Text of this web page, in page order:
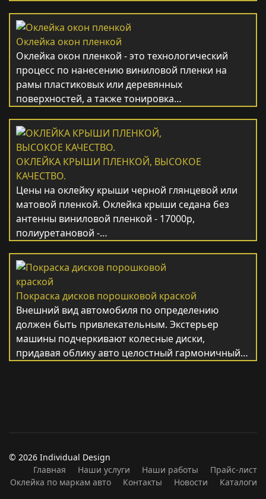
Оклейка окон пленкой
Оклейка окон пленкой - это технологический
процесс по нанесению виниловой пленки на
рамы пластиковых или деревянных
поверхностей, а также тонировка…
ОКЛЕЙКА КРЫШИ ПЛЕНКОЙ, ВЫСОКОЕ
КАЧЕСТВО.
Цены на оклейку крыши черной глянцевой или
матовой пленкой. Оклейка крыши седана без
антенны виниловой пленкой - 17000р,
полиуретановой -…
Покраска дисков порошковой краской
Внешний вид автомобиля по определению
должен быть привлекательным. Экстерьер
машины подчеркивают колесные диски,
придавая облику авто целостный гармоничный…
© 2026 Individual Design
Главная
Наши услуги Наши работы
Прайс-лист
Оклейка по маркам авто
Контакты Новости Каталоги